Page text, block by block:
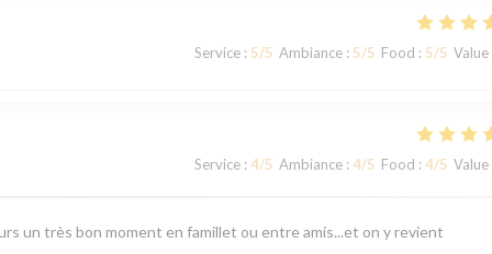
Service : 5/5 Ambiance : 5/5 Food : 5/5 Value
Service : 4/5 Ambiance : 4/5 Food : 4/5 Value
un très bon moment en famillet ou entre amis...et on y revient